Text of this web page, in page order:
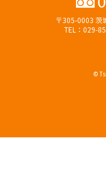
〒305-0003 茨
TEL：029-
©